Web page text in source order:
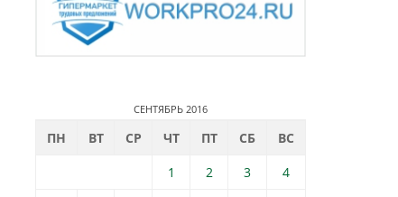
СЕНТЯБРЬ 2016
ПН ВТ СР ЧТ ПТ СБ
ВС
1
2 3
4